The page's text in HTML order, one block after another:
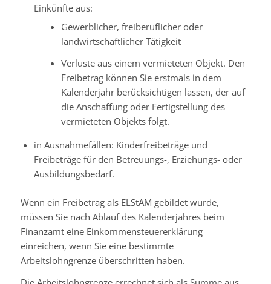
Einkünfte aus:
Gewerblicher, freiberuflicher oder
landwirtschaftlicher Tätigkeit
Verluste aus einem vermieteten Objekt. Den
Freibetrag können Sie erstmals in dem
Kalenderjahr berücksichtigen lassen, der auf
die Anschaffung oder Fertigstellung des
vermieteten Objekts folgt.
in Ausnahmefällen: Kinderfreibeträge und
Freibeträge für den Betreuungs-, Erziehungs- oder
Ausbildungsbedarf.
Wenn ein Freibetrag als ELStAM gebildet wurde,
müssen Sie nach Ablauf des Kalenderjahres beim
Finanzamt eine Einkommensteuererklärung
einreichen, wenn Sie eine bestimmte
Arbeitslohngrenze überschritten haben.